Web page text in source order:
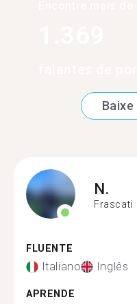
N.
Frascati
FLUENTE
Italiano Inglês
APRENDE